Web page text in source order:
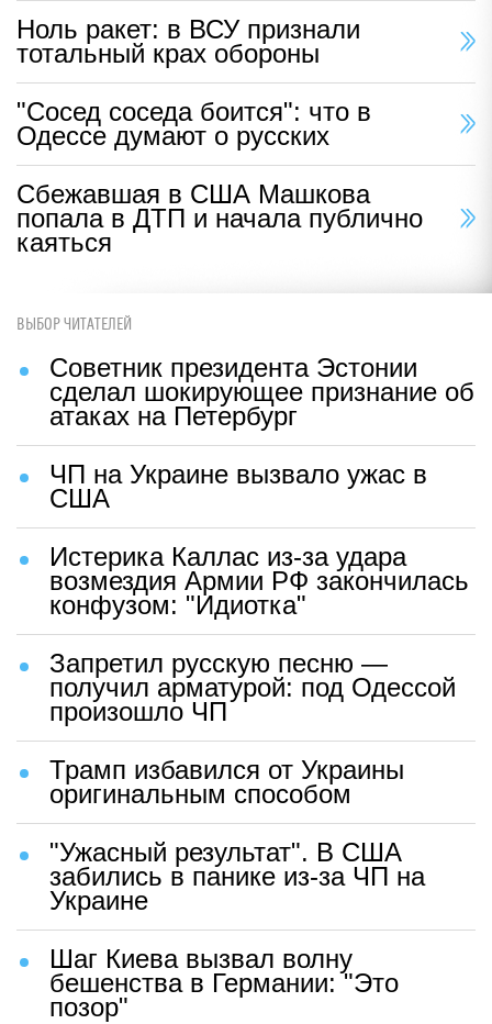
Ноль ракет: в ВСУ признали
тотальный крах обороны
"Сосед соседа боится": что в
Одессе думают о русских
Сбежавшая в США Машкова
попала в ДТП и начала публично
каяться
ВЫБОР ЧИТАТЕЛЕЙ
Советник президента Эстонии
сделал шокирующее признание об
атаках на Петербург
ЧП на Украине вызвало ужас в
США
Истерика Каллас из-за удара
возмездия Армии РФ закончилась
конфузом: "Идиотка"
Запретил русскую песню —
получил арматурой: под Одессой
произошло ЧП
Трамп избавился от Украины
оригинальным способом
"Ужасный результат". В США
забились в панике из-за ЧП на
Украине
Шаг Киева вызвал волну
бешенства в Германии: "Это
позор"